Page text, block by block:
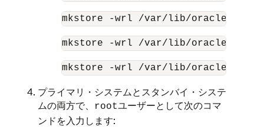
mkstore -wrl /var/lib/oracle/dbfw/
mkstore -wrl /var/lib/oracle/dbfw/
mkstore -wrl /var/lib/oracle/dbfw/
プライマリ・システムとスタンバイ・システ
ムの両方で、
rootユーザーとして次のコマ
ンドを入力します: